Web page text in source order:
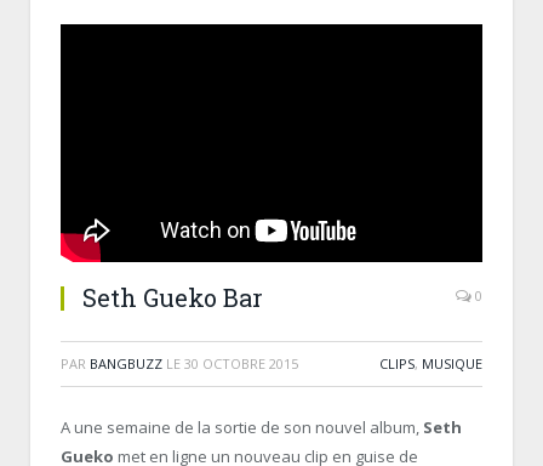
Seth Gueko Bar 0
PAR BANGBUZZ LE 30 OCTOBRE 2015 CLIPS, MUSIQUE
A une semaine de la sortie de son nouvel album, Seth
Gueko met en ligne un nouveau clip en guise de